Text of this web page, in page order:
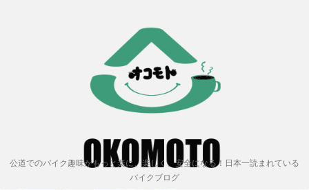
公道でのバイク趣味がもっと楽に、楽しく、安全になる！日本一読まれている
バイクブログ